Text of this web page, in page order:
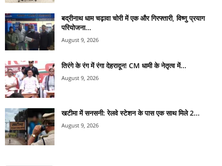
बद्रीनाथ धाम चढ़ावा चोरी में एक और गिरफ्तारी, विष्णु प्रयाग
परियोजना...
August 9, 2026
तिरंगे के रंग में रंगा देहरादून! CM धामी के नेतृत्व में...
August 9, 2026
खटीमा में सनसनी: रेलवे स्टेशन के पास एक साथ मिले 2...
August 9, 2026